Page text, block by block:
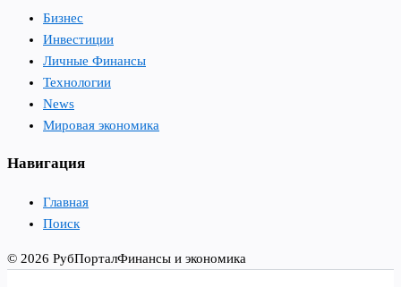
Бизнес
Инвестиции
Личные Финансы
Технологии
News
Мировая экономика
Навигация
Главная
Поиск
© 2026 РубПорталФинансы и экономика